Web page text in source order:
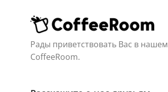
Рады приветствовать Вас в нашем
CoffeeRoom.